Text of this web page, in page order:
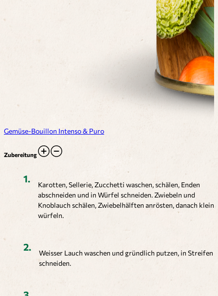
Gemüse-Bouillon Intenso & Puro
Zubereitung
Karotten, Sellerie, Zucchetti waschen, schälen, Enden
abschneiden und in Würfel schneiden. Zwiebeln und
Knoblauch schälen, Zwiebelhälften anrösten, danach klein
würfeln.
Weisser Lauch waschen und gründlich putzen, in Streifen
schneiden.